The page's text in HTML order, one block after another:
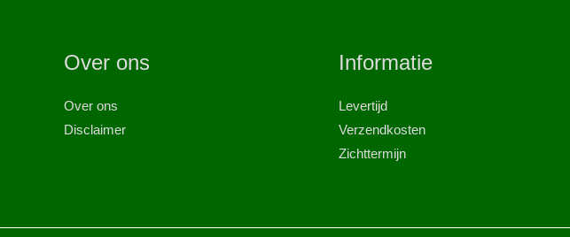
Over ons
Over ons
Disclaimer
Informatie
Levertijd
Verzendkosten
Zichttermijn